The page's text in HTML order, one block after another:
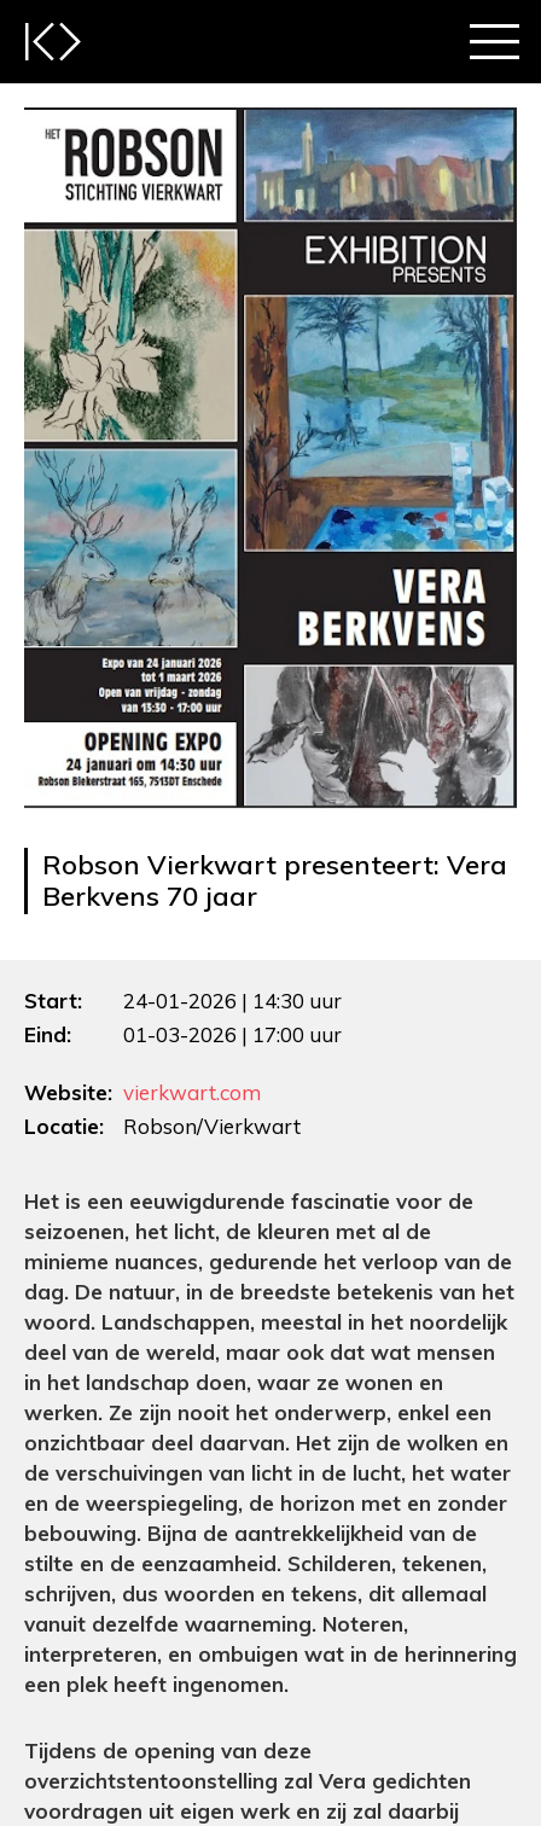
Robson Vierkwart presenteert: Vera
Berkvens 70 jaar
Start:
24-01-2026 | 14:30 uur
Eind:
01-03-2026 | 17:00 uur
Website: vierkwart.com
Locatie:
Robson/Vierkwart
Het is een eeuwigdurende fascinatie voor de
seizoenen, het licht, de kleuren met al de
minieme nuances, gedurende het verloop van de
dag. De natuur, in de breedste betekenis van het
woord. Landschappen, meestal in het noordelijk
deel van de wereld, maar ook dat wat mensen
in het landschap doen, waar ze wonen en
werken. Ze zijn nooit het onderwerp, enkel een
onzichtbaar deel daarvan. Het zijn de wolken en
de verschuivingen van licht in de lucht, het water
en de weerspiegeling, de horizon met en zonder
bebouwing. Bijna de aantrekkelijkheid van de
stilte en de eenzaamheid. Schilderen, tekenen,
schrijven, dus woorden en tekens, dit allemaal
vanuit dezelfde waarneming. Noteren,
interpreteren, en ombuigen wat in de herinnering
een plek heeft ingenomen.
Tijdens de opening van deze
overzichtstentoonstelling zal Vera gedichten
voordragen uit eigen werk en zij zal daarbij